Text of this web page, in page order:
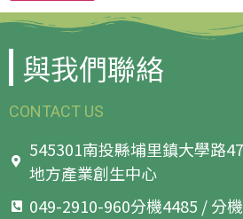
與我們聯絡
CONTACT US
545301南投縣埔里鎮大學路
地方產業創生中心
049-2910-960分機4485 / 分